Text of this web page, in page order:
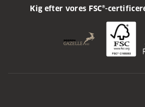
Kig efter vores FSC®-